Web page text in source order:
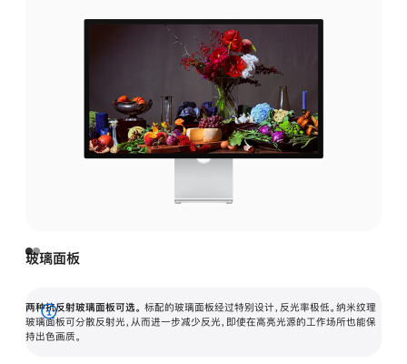
玻璃面板
两种抗反射玻璃面板可选。 标配的玻璃面板经过特别设计，反光率极低。纳米纹理
玻璃面板可分散反射光，从而进一步减少反光，即使在高亮光源的工作场所也能保
持出色画质。
展
开